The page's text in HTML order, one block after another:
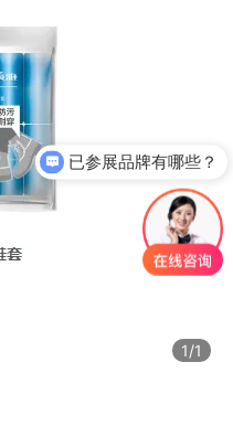
1/1
已参展品牌有哪些？